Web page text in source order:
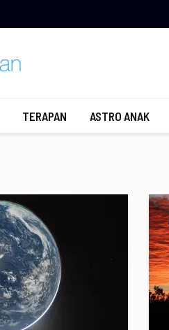
TERAPAN ASTRO ANAK